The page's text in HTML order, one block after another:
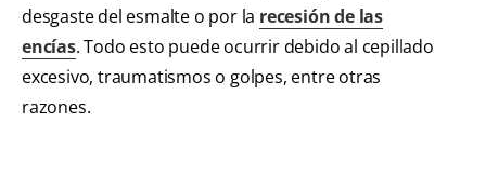
desgaste del esmalte o por la recesión de las
encías. Todo esto puede ocurrir debido al cepillado
excesivo, traumatismos o golpes, entre otras
razones.